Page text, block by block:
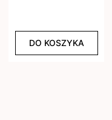
DO KOSZYKA